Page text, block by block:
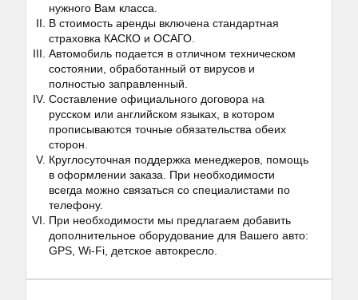
нужного Вам класса.
В стоимость аренды включена стандартная
страховка КАСКО и ОСАГО.
Автомобиль подается в отличном техническом
состоянии, обработанный от вирусов и
полностью заправленный.
Составление официального договора на
русском или английском языках, в котором
прописываются точные обязательства обеих
сторон.
Круглосуточная поддержка менеджеров, помощь
в оформлении заказа. При необходимости
всегда можно связаться со специалистами по
телефону.
При необходимости мы предлагаем добавить
дополнительное оборудование для Вашего авто:
GPS, Wi-Fi, детское автокресло.